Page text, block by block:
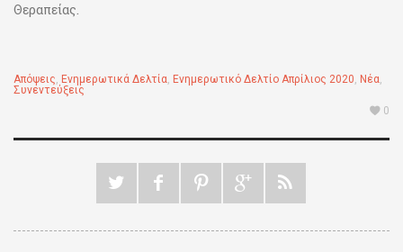
Θεραπείας.
Απόψεις, Ενημερωτικά Δελτία, Ενημερωτικό Δελτίο Απρίλιος 2020, Νέα,
Συνεντεύξεις
0